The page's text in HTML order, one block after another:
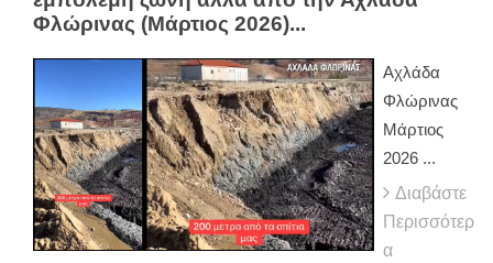
Φλώρινας (Μάρτιος 2026)...
Αχλάδα
Φλώρινας
Μάρτιος
2026 ...
Διαβάστε
Περισσότερ
α